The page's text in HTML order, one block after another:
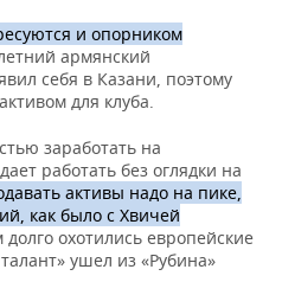
и опорником
армянский
себя в Казани, поэтому
для клуба.
заработать на
работать без оглядки на
активы надо на пике,
как было с Хвичей
долго охотились европейские
ушел из «Рубина»